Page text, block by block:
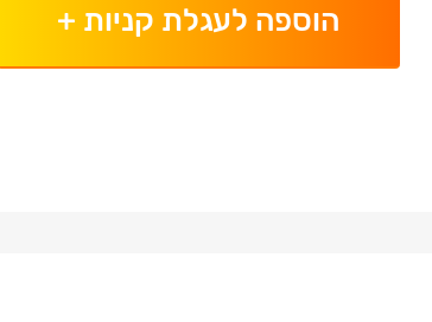
הוספה לעגלת קניות +